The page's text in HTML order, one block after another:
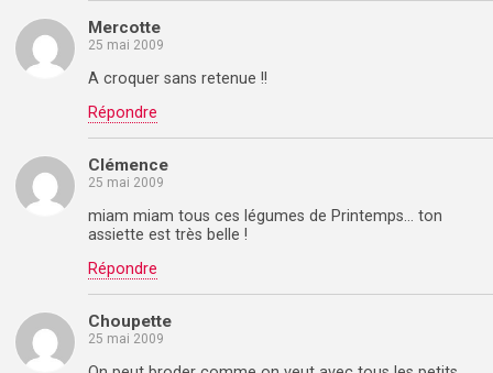
Mercotte
25 mai 2009
A croquer sans retenue !!
Répondre
Clémence
25 mai 2009
miam miam tous ces légumes de Printemps… ton
assiette est très belle !
Répondre
Choupette
25 mai 2009